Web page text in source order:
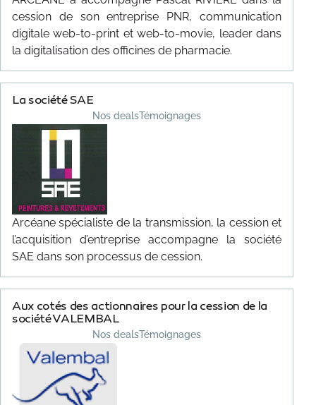
cession de son entreprise PNR, communication
digitale web-to-print et web-to-movie, leader dans
la digitalisation des officines de pharmacie.
La société SAE
Nos dealsTémoignages
Arcéane spécialiste de la transmission, la cession et
l’acquisition d’entreprise accompagne la société
SAE dans son processus de cession.
Aux cotés des actionnaires pour la cession de la
société VALEMBAL
Nos dealsTémoignages